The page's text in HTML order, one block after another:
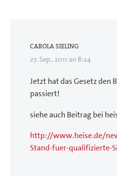
CAROLA SIELING
27. Sep.. 2011 an 8:24
Jetzt hat das Gesetz den
passiert!
siehe auch Beitrag bei
http://www.heise.de/
Stand-fuer-qualifizierte-